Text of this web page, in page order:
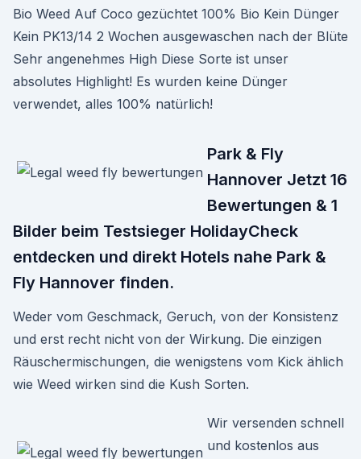
Bio Weed Auf Coco gezüchtet 100% Bio Kein Dünger
Kein PK13/14 2 Wochen ausgewaschen nach der Blüte
Sehr angenehmes High Diese Sorte ist unser
absolutes Highlight! Es wurden keine Dünger
verwendet, alles 100% natürlich!
Park & Fly
Hannover Jetzt 16
Bewertungen & 1
Bilder beim Testsieger HolidayCheck
entdecken und direkt Hotels nahe Park &
Fly Hannover finden.
Weder vom Geschmack, Geruch, von der Konsistenz
und erst recht nicht von der Wirkung. Die einzigen
Räuschermischungen, die wenigstens vom Kick ählich
wie Weed wirken sind die Kush Sorten.
Wir versenden schnell
und kostenlos aus